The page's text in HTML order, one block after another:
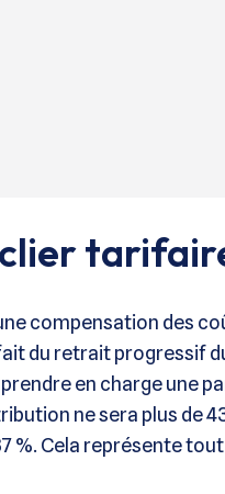
compensation des
du retrait progressif
en charge une
ne sera plus de
%. Cela représente